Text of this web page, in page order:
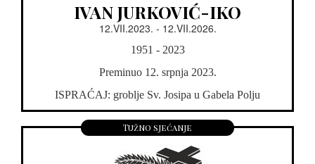
IVAN JURKOVIĆ-IKO
12.VII.2023. - 12.VII.2026.
1951 - 2023
Preminuo 12. srpnja 2023.
ISPRAĆAJ: groblje Sv. Josipa u Gabela Polju
Tužno sjećanje